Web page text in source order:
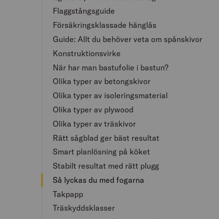
Flaggstångsguide
Försäkringsklassade hänglås
Guide: Allt du behöver veta om spånskivor
Konstruktionsvirke
När har man bastufolie i bastun?
Olika typer av betongskivor
Olika typer av isoleringsmaterial
Olika typer av plywood
Olika typer av träskivor
Rätt sågblad ger bäst resultat
Smart planlösning på köket
Stabilt resultat med rätt plugg
Så lyckas du med fogarna
Takpapp
Träskyddsklasser